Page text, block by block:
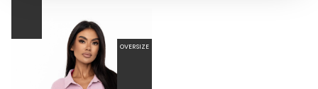
OVERSIZE